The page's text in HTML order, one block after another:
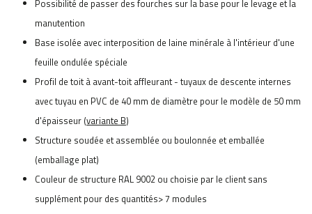
Possibilité de passer des fourches sur la base pour le levage et la
manutention
Base isolée avec interposition de laine minérale à l'intérieur d'une
feuille ondulée spéciale
Profil de toit à avant-toit affleurant - tuyaux de descente internes
avec tuyau en PVC de 40 mm de diamètre pour le modèle de 50 mm
d'épaisseur (variante B)
Structure soudée et assemblée ou boulonnée et emballée
(emballage plat)
Couleur de structure RAL 9002 ou choisie par le client sans
supplément pour des quantités> 7 modules